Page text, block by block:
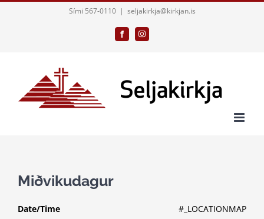
Sími 567-0110 | seljakirkja@kirkjan.is
FacebookInstagram
Miðvikudagur
#_LOCATIONMAP
Date/Time